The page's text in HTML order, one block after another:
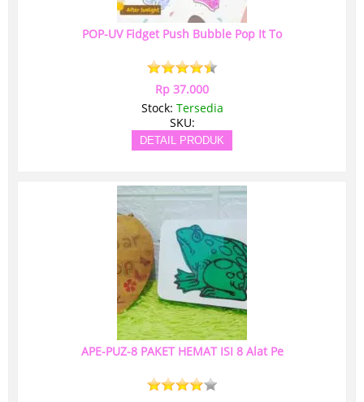
POP-UV Fidget Push Bubble Pop It To
Rp 37.000
Stock: Tersedia
SKU:
DETAIL PRODUK
APE-PUZ-8 PAKET HEMAT ISI 8 Alat Pe